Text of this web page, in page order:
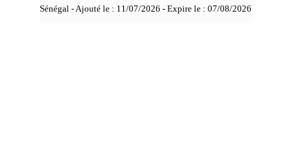
Sénégal - Ajouté le : 11/07/2026 - Expire le : 07/08/2026